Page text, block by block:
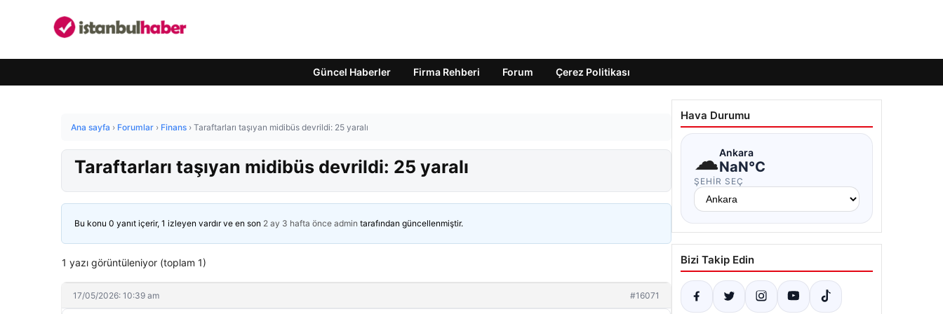
Güncel Haberler Firma Rehberi Forum Çerez Politikası
Ana sayfa › Forumlar › Finans › Taraftarları taşıyan midibüs devrildi: 25 yaralı
Taraftarları taşıyan midibüs devrildi: 25 yaralı
Bu konu 0 yanıt içerir, 1 izleyen vardır ve en son 2 ay 3 hafta önce admin tarafından güncellenmiştir.
1 yazı görüntüleniyor (toplam 1)
17/05/2026: 10:39 am #16071
Hava Durumu
☁Ankara
NaN°C
ŞEHIR SEÇ
Bizi Takip Edin